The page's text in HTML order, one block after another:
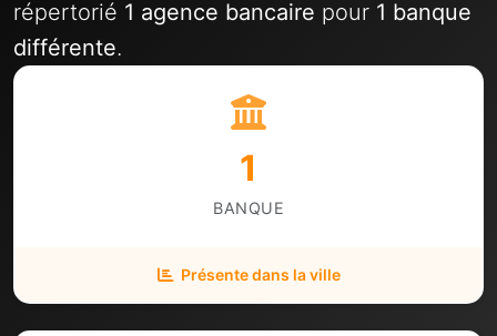
répertorié 1 agence bancaire pour 1 banque
différente.
1
BANQUE
Présente dans la ville